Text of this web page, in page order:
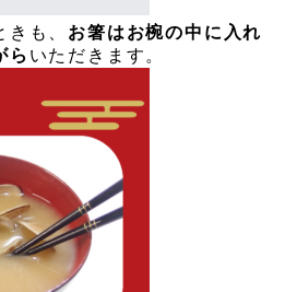
も、 お箸はお椀の中に入れ
ら いただきます。